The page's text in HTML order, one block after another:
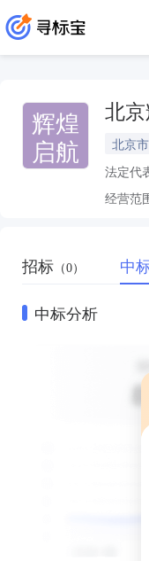
辉煌
启航
北
北京市
法定代
经营范
招标 （0） 中
中标分析